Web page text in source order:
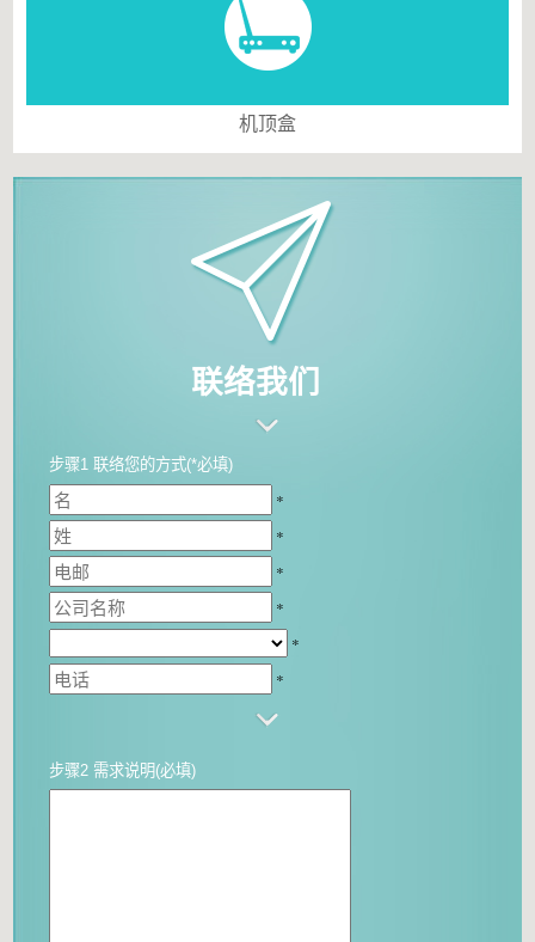
机顶盒
联络我们
步骤1 联络您的方式(*必填)
*
*
*
*
*
*
步骤2 需求说明(必填)